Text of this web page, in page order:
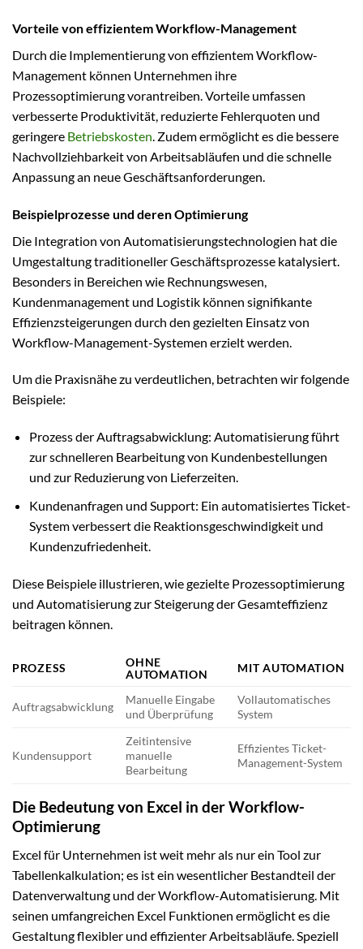
Vorteile von effizientem Workflow-Management
Durch die Implementierung von effizientem Workflow-
Management können Unternehmen ihre
Prozessoptimierung vorantreiben. Vorteile umfassen
verbesserte Produktivität, reduzierte Fehlerquoten und
geringere Betriebskosten. Zudem ermöglicht es die bessere
Nachvollziehbarkeit von Arbeitsabläufen und die schnelle
Anpassung an neue Geschäftsanforderungen.
Beispielprozesse und deren Optimierung
Die Integration von Automatisierungstechnologien hat die
Umgestaltung traditioneller Geschäftsprozesse katalysiert.
Besonders in Bereichen wie Rechnungswesen,
Kundenmanagement und Logistik können signifikante
Effizienzsteigerungen durch den gezielten Einsatz von
Workflow-Management-Systemen erzielt werden.
Um die Praxisnähe zu verdeutlichen, betrachten wir folgende
Beispiele:
Prozess der Auftragsabwicklung: Automatisierung führt
zur schnelleren Bearbeitung von Kundenbestellungen
und zur Reduzierung von Lieferzeiten.
Kundenanfragen und Support: Ein automatisiertes Ticket-
System verbessert die Reaktionsgeschwindigkeit und
Kundenzufriedenheit.
Diese Beispiele illustrieren, wie gezielte Prozessoptimierung
und Automatisierung zur Steigerung der Gesamteffizienz
beitragen können.
PROZESS
OHNE
AUTOMATION
MIT AUTOMATION
Auftragsabwicklung
Manuelle Eingabe
und Überprüfung
Vollautomatisches
System
Kundensupport
Zeitintensive
manuelle
Bearbeitung
Effizientes Ticket-
Management-System
Die Bedeutung von Excel in der Workflow-
Optimierung
Excel für Unternehmen ist weit mehr als nur ein Tool zur
Tabellenkalkulation; es ist ein wesentlicher Bestandteil der
Datenverwaltung und der Workflow-Automatisierung. Mit
seinen umfangreichen Excel Funktionen ermöglicht es die
Gestaltung flexibler und effizienter Arbeitsabläufe. Speziell